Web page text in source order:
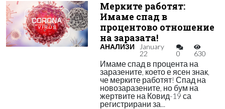
Мерките работят:
Имаме спад в
процентово отношение
на заразата!
АНАЛИЗИ
January
22
0 630
Имаме спад в процента на
заразените, което е ясен знак,
че мерките работят! Спад на
новозаразените, но бум на
жертвите на Ковид-19 са
регистрирани за...